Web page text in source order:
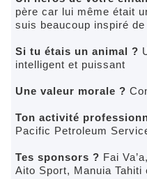
père car lui même était
suis beaucoup inspiré de
Si tu étais un animal ?
intelligent et puissant
Une valeur morale ?
Ton activité
Pacific Petroleum
Tes sponsors ? Fai
Aito Sport, Manuia Tahiti